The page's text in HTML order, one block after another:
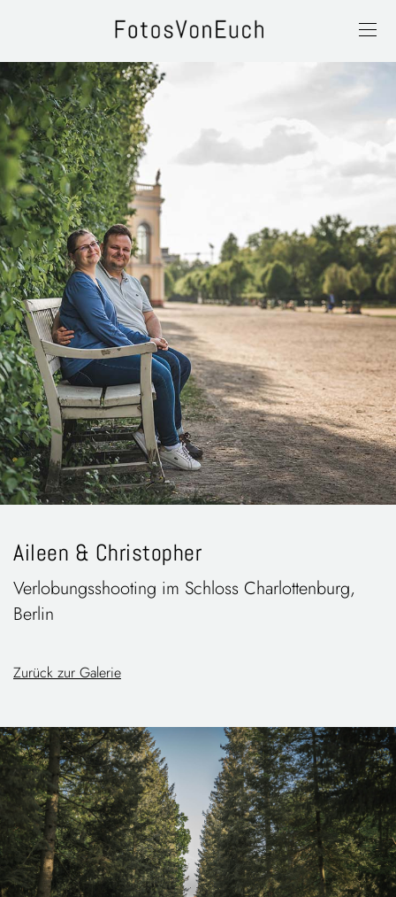
Aileen & Christopher
Verlobungsshooting im Schloss Charlottenburg,
Berlin
Zurück zur Galerie